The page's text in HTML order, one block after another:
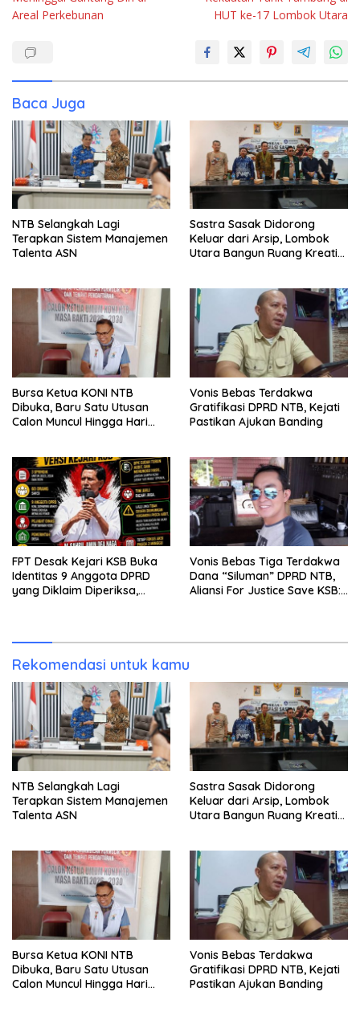
Areal Perkebunan
HUT ke-17 Lombok Utara
Baca Juga
NTB Selangkah Lagi
Terapkan Sistem Manajemen
Talenta ASN
Sastra Sasak Didorong
Keluar dari Arsip, Lombok
Utara Bangun Ruang Kreatif
Bursa Ketua KONI NTB
Dibuka, Baru Satu Utusan
Calon Muncul Hingga Hari
Vonis Bebas Terdakwa
Gratifikasi DPRD NTB, Kejati
Pastikan Ajukan Banding
FPT Desak Kejari KSB Buka
Identitas 9 Anggota DPRD
yang Diklaim Diperiksa,
Vonis Bebas Tiga Terdakwa
Dana “Siluman” DPRD NTB,
Aliansi For Justice Save KSB:
Rekomendasi untuk kamu
NTB Selangkah Lagi
Terapkan Sistem Manajemen
Talenta ASN
Sastra Sasak Didorong
Keluar dari Arsip, Lombok
Utara Bangun Ruang Kreatif
Bursa Ketua KONI NTB
Dibuka, Baru Satu Utusan
Calon Muncul Hingga Hari
Vonis Bebas Terdakwa
Gratifikasi DPRD NTB, Kejati
Pastikan Ajukan Banding